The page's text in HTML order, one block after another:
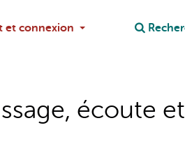
question au
et connexion
écoute